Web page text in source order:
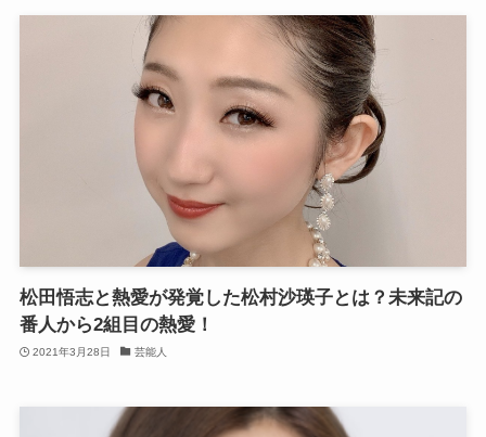
松田悟志と熱愛が発覚した松村沙瑛子とは？未来記の
番人から2組目の熱愛！
2021年3月28日 芸能人